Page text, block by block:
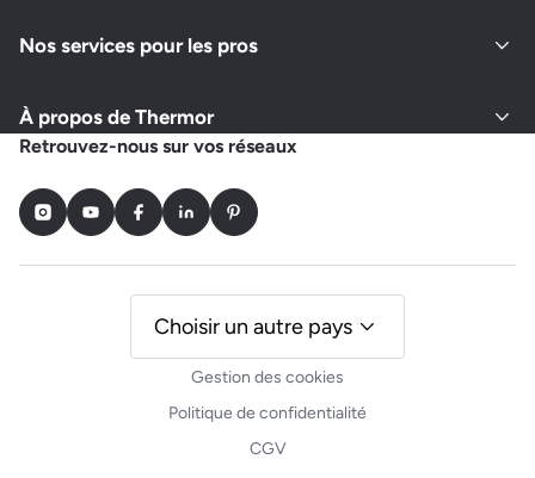
Demander un devis
ENERGIES 57
36 RUE DE BUSSIERE
Ouvert actuellement
14 B RUE DE LA FERME ST LADRE
Nos services pour les pros
À propos de Thermor
Retrouvez-nous sur vos réseaux
InstagramYoutubeFacebookLinkedInPinterest
Gestion des cookies
Politique de confidentialité
CGV
Choisir un autre pays